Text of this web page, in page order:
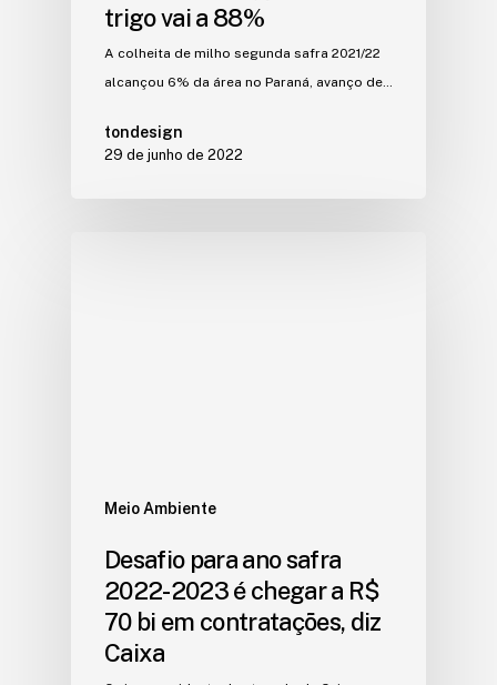
trigo vai a 88%
A colheita de milho segunda safra 2021/22
alcançou 6% da área no Paraná, avanço de…
tondesign
29 de junho de 2022
Meio Ambiente
Desafio para ano safra
2022-2023 é chegar a R$
70 bi em contratações, diz
Caixa